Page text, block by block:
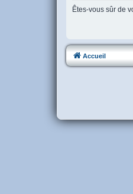
Êtes-vous sûr de
Accueil